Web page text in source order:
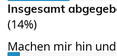
Insgesamt
(14%)
Machen mir hin